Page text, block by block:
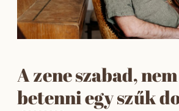
A zene szabad,
betenni egy szűk